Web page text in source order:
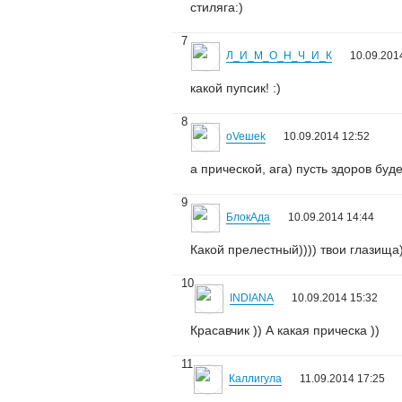
стиляга:)
7
Л_И_М_О_Н_Ч_И_К
какой пупсик! :)
8
oVeшеk 10.09.2014 12:52
а прической, ага) пусть здоров
9
БлокАда 10.09.2014 14:44
Какой прелестный)))) твои
10
INDIANA 10.09.2014 15:32
Красавчик )) А какая прическа ))
11
Каллигула 11.09.2014 17:25